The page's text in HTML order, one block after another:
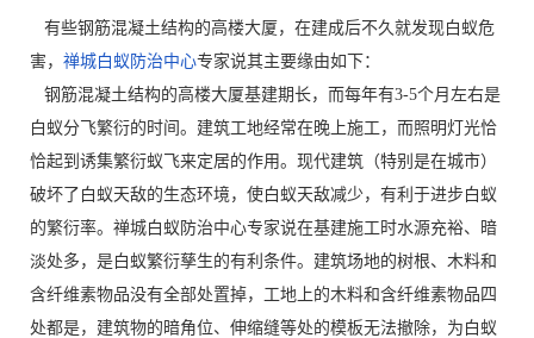
有些钢筋混凝土结构的高楼大厦，在建成后不久就发现白蚁危
害， 禅城白蚁防治中心专家说其主要缘由如下：
钢筋混凝土结构的高楼大厦基建期长，而每年有3-5个月左右是
白蚁分飞繁衍的时间。建筑工地经常在晚上施工，而照明灯光恰
恰起到诱集繁衍蚁飞来定居的作用。现代建筑（特别是在城市）
破坏了白蚁天敌的生态环境，使白蚁天敌减少，有利于进步白蚁
的繁衍率。禅城白蚁防治中心专家说在基建施工时水源充裕、暗
淡处多，是白蚁繁衍孳生的有利条件。建筑场地的树根、木料和
含纤维素物品没有全部处置掉，工地上的木料和含纤维素物品四
处都是，建筑物的暗角位、伸缩缝等处的模板无法撤除，为白蚁